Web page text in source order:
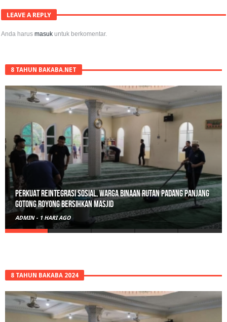
LEAVE A REPLY
Anda harusmasuk untuk berkomentar.
8 TAHUN BAKABA.NET
Polisi Sita 82 Paket Ganja Siap Edar di Tanah Datar
ADMIN - 3 HARI AGO
8 TAHUN BAKABA 2024